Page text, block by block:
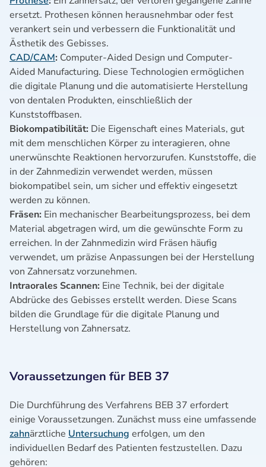
ersetzt. Prothesen können herausnehmbar oder fest
verankert sein und verbessern die Funktionalität und
Ästhetik des Gebisses.
CAD/CAM: Computer-Aided Design und Computer-
Aided Manufacturing. Diese Technologien ermöglichen
die digitale Planung und die automatisierte Herstellung
von dentalen Produkten, einschließlich der
Kunststoffbasen.
Biokompatibilität: Die Eigenschaft eines Materials, gut
mit dem menschlichen Körper zu interagieren, ohne
unerwünschte Reaktionen hervorzurufen. Kunststoffe, die
in der Zahnmedizin verwendet werden, müssen
biokompatibel sein, um sicher und effektiv eingesetzt
werden zu können.
Fräsen: Ein mechanischer Bearbeitungsprozess, bei dem
Material abgetragen wird, um die gewünschte Form zu
erreichen. In der Zahnmedizin wird Fräsen häufig
verwendet, um präzise Anpassungen bei der Herstellung
von Zahnersatz vorzunehmen.
Intraorales Scannen: Eine Technik, bei der digitale
Abdrücke des Gebisses erstellt werden. Diese Scans
bilden die Grundlage für die digitale Planung und
Herstellung von Zahnersatz.
Voraussetzungen für BEB 37
Die Durchführung des Verfahrens BEB 37 erfordert
einige Voraussetzungen. Zunächst muss eine umfassende
zahnärztliche Untersuchung erfolgen, um den
individuellen Bedarf des Patienten festzustellen. Dazu
gehören: